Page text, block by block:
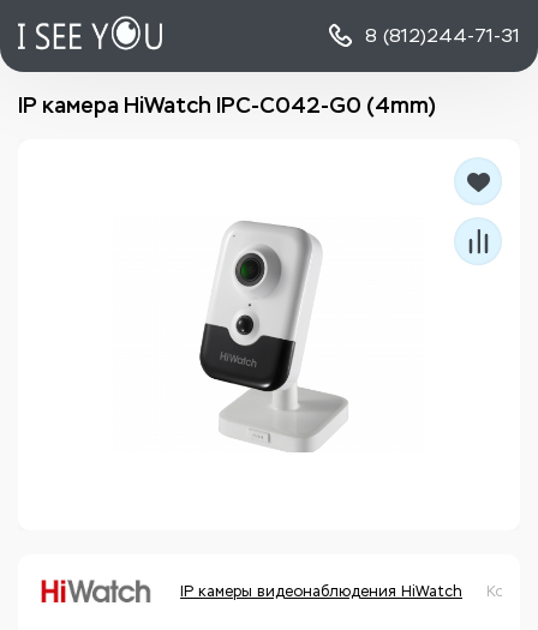
8 (812)244-71-31
IP камера HiWatch IPC-C042-G0 (4mm)
IP камеры видеонаблюдения HiWatch Код